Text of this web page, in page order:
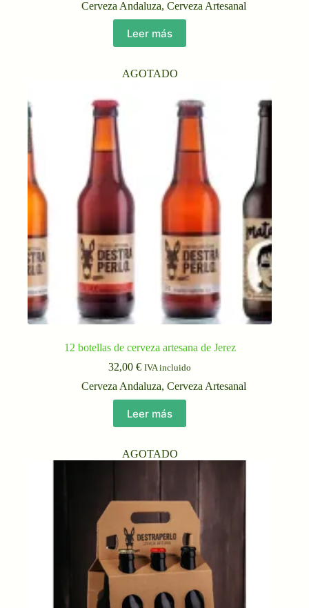
Cerveza Andaluza, Cerveza Artesanal
Leer más
AGOTADO
12 botellas de cerveza artesana de Jerez
32,00€ IVA incluido
Cerveza Andaluza, Cerveza Artesanal
Leer más
AGOTADO